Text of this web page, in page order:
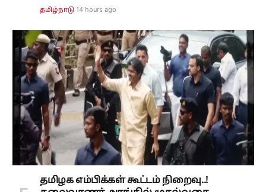
தமிழ்நாடு 14 hours ago
தமிழக எம்பிக்கள் கூட்டம் நிறைவு..!